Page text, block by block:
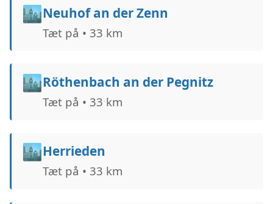
🏙️Neuhof an der Zenn
Tæt på • 33 km
🏙️Röthenbach an der Pegnitz
Tæt på • 33 km
🏙️Herrieden
Tæt på • 33 km